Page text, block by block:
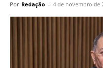
Por Redação - 4 de novembro de